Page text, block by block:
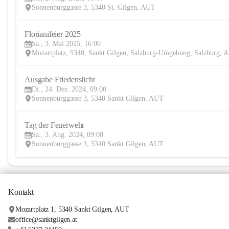
Sonnenburggasse 3, 5340 St. Gilgen, AUT
Florianifeier 2025
Sa., 3. Mai 2025, 16:00
Mozartplatz, 5340, Sankt Gilgen, Salzburg-Umgebung, Salzburg,
Ausgabe Friedenslicht
Di., 24. Dez. 2024, 09:00
Sonnenburggasse 3, 5340 Sankt Gilgen, AUT
Tag der Feuerwehr
Sa., 3. Aug. 2024, 09:00
Sonnenburggasse 3, 5340 Sankt Gilgen, AUT
Kontakt
Mozartplatz 1, 5340 Sankt Gilgen, AUT
office@sanktgilgen.at